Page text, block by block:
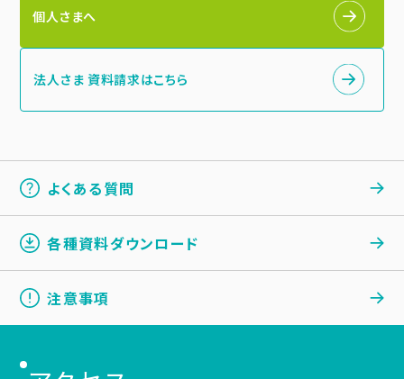
個人さまへ
法人さま 資料請求はこちら
よくある質問
各種資料ダウンロード
注意事項